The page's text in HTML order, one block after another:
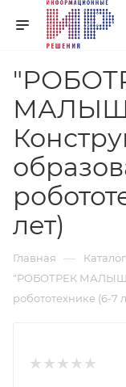
лет)
Главная — Каталог
"РОБОТРЕК МАЛЫШ-
робототехнике (6-7